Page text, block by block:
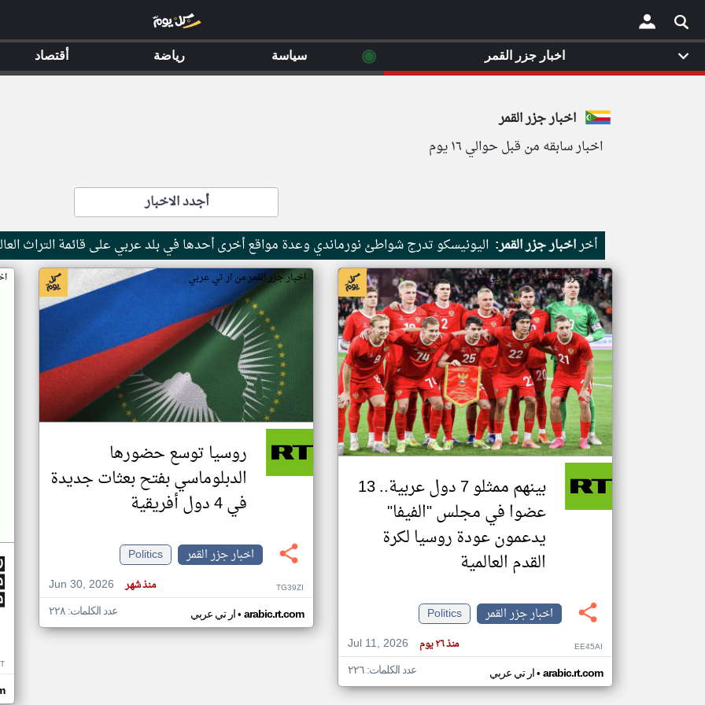
×
اخبار جزر القمر
اخبار سابقه من قبل حوالي ١٦ يوم
أجدد الاخبار
أخراخبار جزر القمر: اليونيسكو تدرج شواطئ نورماندي وعدة مواقع أخرى أحدها في بلد عربي على قائمة التراث
اخبار جزر القمر من ار تي عربي
بينهم ممثلو 7 دول عربية.. 13
عضوا في مجلس "الفيفا"
يدعمون عودة روسيا لكرة
القدم العالمية
اخبار جزر القمر
Politics
Jul 11, 2026
منذ ٢٦ يوم EE45AI
ار تي عربي• arabic.rt.com عدد الكلمات: ٢٢٦
اخبار جزر القمر من ار تي عربي
روسيا توسع حضورها
الدبلوماسي بفتح بعثات جديدة
في 4 دول أفريقية
اخبار جزر القمر
Politics
Jun 30, 2026
منذ شهر TG39ZI
ار تي عربي• arabic.rt.com عدد الكلمات: ٢٢٨
اخبار جزر القمر ◉ سياسة رياضة أقتصاد